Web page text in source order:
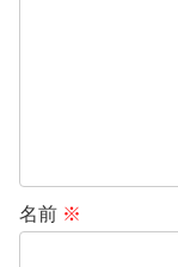
名前 ※